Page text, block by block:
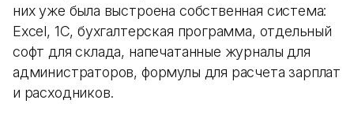
них уже была выстроена собственная система:
Excel, 1С, бухгалтерская программа, отдельный
софт для склада, напечатанные журналы для
администраторов, формулы для расчета зарплат
и расходников.